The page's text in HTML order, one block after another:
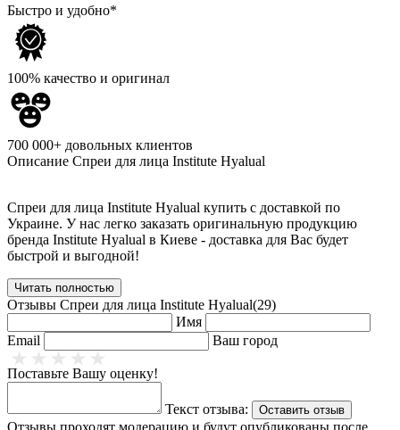
Быстро и удобно*
100% качество и оригинал
700 000+ довольных клиентов
Описание Спреи для лица Institute Hyalual
Спреи для лица Institute Hyalual купить с доставкой по
Украине. У нас легко заказать оригинальную продукцию
бренда Institute Hyalual в Киеве - доставка для Вас будет
быстрой и выгодной!
Читать полностью
Отзывы Спреи для лица Institute Hyalual(29)
Имя
Email
Ваш город
Поставьте Вашу оценку!
Текст отзыва: Оставить отзыв
Отзывы проходят модерацию и будут опубликованы после